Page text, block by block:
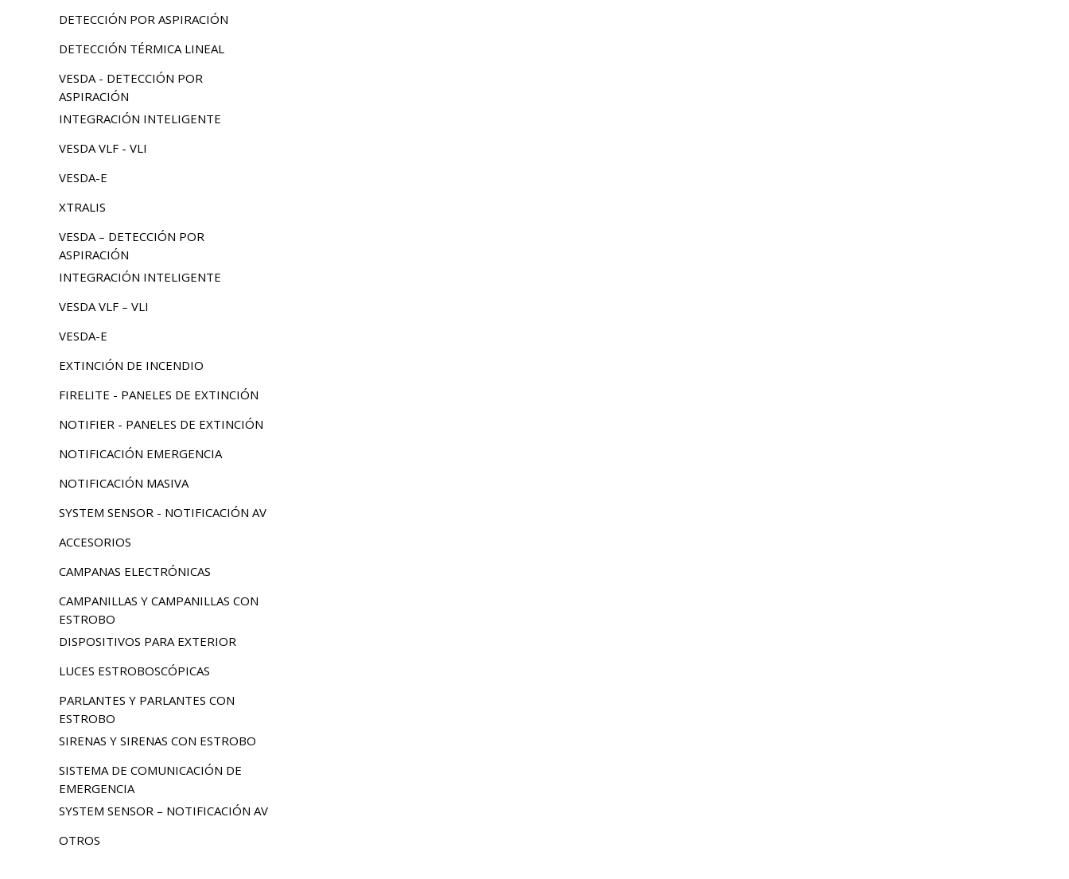
DETECCIÓN POR ASPIRACIÓN
DETECCIÓN TÉRMICA LINEAL
VESDA - DETECCIÓN POR
ASPIRACIÓN
INTEGRACIÓN INTELIGENTE
VESDA VLF - VLI
VESDA-E
XTRALIS
VESDA – DETECCIÓN POR
ASPIRACIÓN
INTEGRACIÓN INTELIGENTE
VESDA VLF – VLI
VESDA-E
EXTINCIÓN DE INCENDIO
FIRELITE - PANELES DE EXTINCIÓN
NOTIFIER - PANELES DE EXTINCIÓN
NOTIFICACIÓN EMERGENCIA
NOTIFICACIÓN MASIVA
SYSTEM SENSOR - NOTIFICACIÓN AV
ACCESORIOS
CAMPANAS ELECTRÓNICAS
CAMPANILLAS Y CAMPANILLAS CON
ESTROBO
DISPOSITIVOS PARA EXTERIOR
LUCES ESTROBOSCÓPICAS
PARLANTES Y PARLANTES CON
ESTROBO
SIRENAS Y SIRENAS CON ESTROBO
SISTEMA DE COMUNICACIÓN DE
EMERGENCIA
SYSTEM SENSOR – NOTIFICACIÓN AV
OTROS